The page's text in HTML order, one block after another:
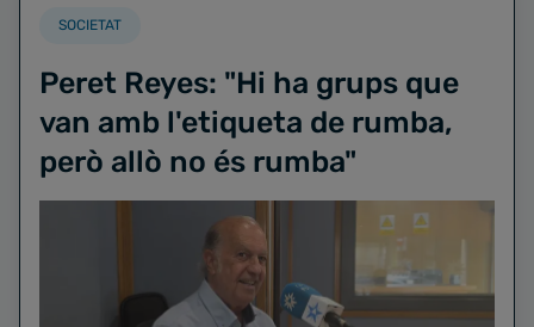
SOCIETAT
Peret Reyes: "Hi ha grups que
van amb l'etiqueta de rumba,
però allò no és rumba"